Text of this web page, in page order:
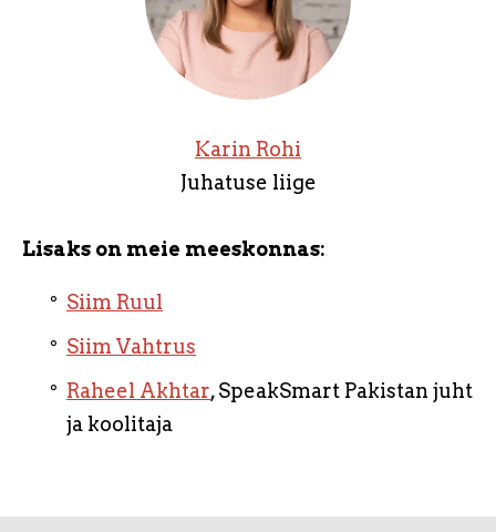
Karin Rohi
Juhatuse liige
Lisaks on meie meeskonnas:
Siim Ruul
Siim Vahtrus
Raheel Akhtar, SpeakSmart Pakistan juht
ja koolitaja